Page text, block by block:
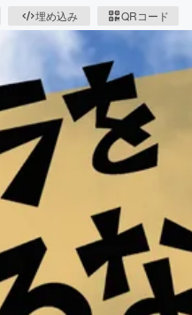
埋め込み QRコード